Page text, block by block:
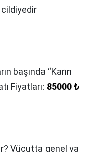
başında “Karın
Fiyatları: 85000 ₺
Vücutta genel ya